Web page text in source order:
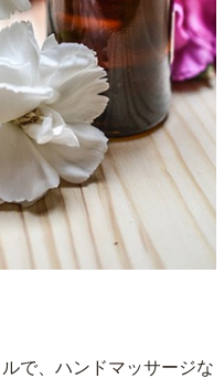
で、ハンドマッサージな